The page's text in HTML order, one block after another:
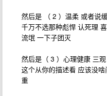
然后是 （ 2 ）温柔 或者说
千万不选那种彪悍 认死理
流氓 一下子团灭
然后是（ 3 ）心理健康 三
这个从你的描述看 应该没
重